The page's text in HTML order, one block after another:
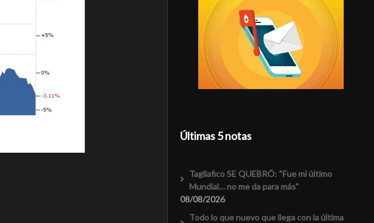
Últimas 5 notas
Tagliafico SE QUEBRÓ: “Fue mi último
Mundial… no me da para más”
08/08/2026
Todo lo que nuevo que llega con la última